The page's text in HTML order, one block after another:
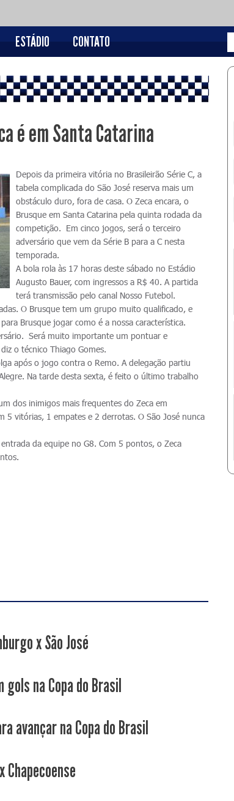
ESTÁDIO CONTATO
é em Santa Catarina
Depois da primeira vitória no Brasileirão Série C, a
tabela complicada do São José reserva mais um
obstáculo duro, fora de casa. O Zeca encara, o
Brusque em Santa Catarina pela quinta rodada da
competição. Em cinco jogos, será o terceiro
adversário que vem da Série B para a C nesta
temporada.
A bola rola às 17 horas deste sábado no Estádio
Augusto Bauer, com ingressos a R$ 40. A partida
terá transmissão pelo canal Nosso Futebol.
O Brusque tem um grupo muito qualificado, e
Brusque jogar como é a nossa característica.
Será muito importante um pontuar e
o técnico Thiago Gomes.
após o jogo contra o Remo. A delegação partiu
Na tarde desta sexta, é feito o último trabalho
dos inimigos mais frequentes do Zeca em
vitórias, 1 empates e 2 derrotas. O São José nunca
da equipe no G8. Com 5 pontos, o Zeca
x São José
gols na Copa do Brasil
avançar na Copa do Brasil
Chapecoense